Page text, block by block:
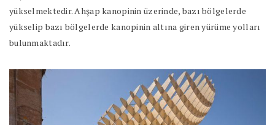
yükselmektedir. Ahşap kanopinin üzerinde, bazı bölgelerde
yükselip bazı bölgelerde kanopinin altına giren yürüme yolları
bulunmaktadır.